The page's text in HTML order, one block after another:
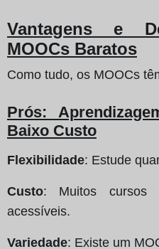
Vantagens e
MOOCs Baratos
Como tudo, os MOOCs
Prós:
Baixo Custo
Flexibilidade: Estude
Custo: Muitos cursos
acessíveis.
Variedade: Existe um